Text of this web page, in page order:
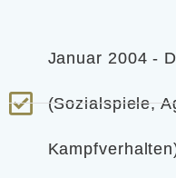
Januar 2004 -
(Sozialspiele,